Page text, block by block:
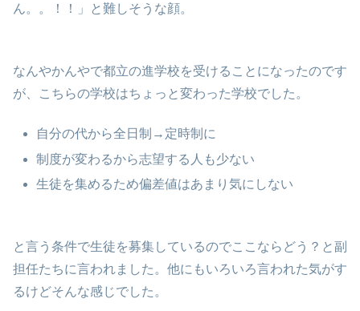
ん。。！！」と難しそうな顔。
なんやかんやで都立の進学校を受けることになったのです
が、こちらの学校はちょっと変わった学校でした。
自分の代から全日制→定時制に
制度が変わるから志望する人も少ない
生徒を集めるため偏差値はあまり気にしない
と言う条件で生徒を募集しているのでここならどう？と副
担任たちに言われました。他にもいろいろ言われた気がす
るけどそんな感じでした。